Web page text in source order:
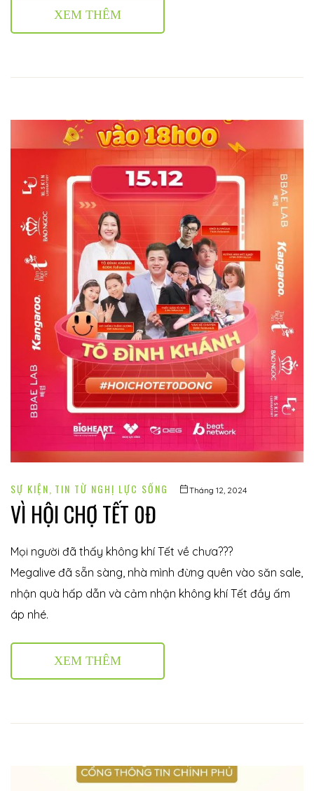
XEM THÊM
SỰ KIỆN TIN TỪ NGHỊ LỰC SỐNG Tháng 12, 2024
VÌ HỘI CHỢ TẾT 0Đ
Mọi người đã thấy không khí Tết về chưa???
Megalive đã sẵn sàng, nhà mình đừng quên vào săn sale,
nhận quà hấp dẫn và cảm nhận không khí Tết đầy ấm
áp nhé.
XEM THÊM